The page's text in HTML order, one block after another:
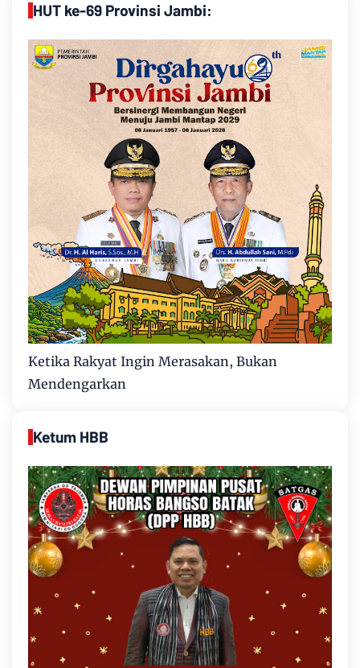
HUT ke-69 Provinsi Jambi:
Ketika Rakyat Ingin Merasakan, Bukan
Mendengarkan
Ketum HBB